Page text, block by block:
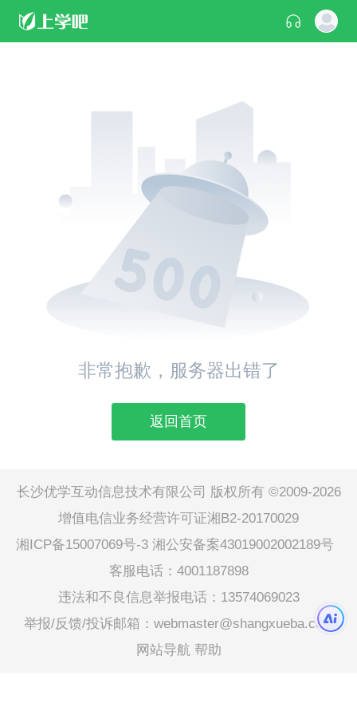
非常抱歉，服务器出错了
返回首页
长沙优学互动信息技术有限公司 版权所有 ©2009-2026
增值电信业务经营许可证湘B2-20170029
湘ICP备15007069号-3 湘公安备案43019002002189号
客服电话：4001187898
违法和不良信息举报电话：13574069023
举报/反馈/投诉邮箱：webmaster@shangxueba.com
网站导航 帮助